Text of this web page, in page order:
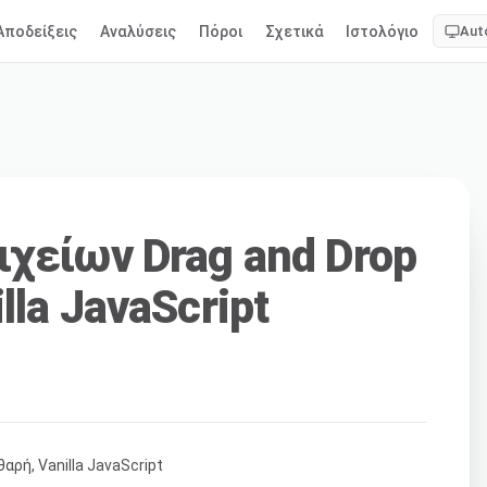
Αναλύσεις Πόροι Σχετικά Ιστολόγιο
Drag and Drop
JavaScript